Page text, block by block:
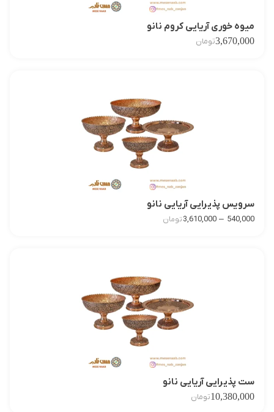
میوه خوری آریایی کروم نانو
3,670,000تومان
سرویس پذیرایی آریایی نانو
540,000
–
3,610,000تومان
ست پذیرایی آریایی نانو
10,380,000تومان